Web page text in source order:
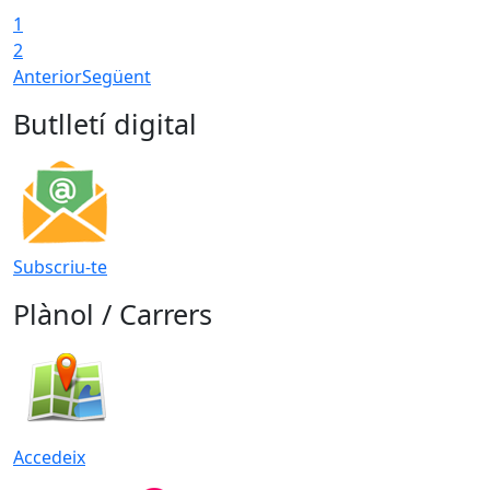
1
2
AnteriorSegüent
Butlletí digital
Subscriu-te
Plànol / Carrers
Accedeix